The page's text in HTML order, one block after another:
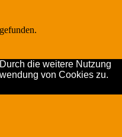
die weitere Nutzung
von Cookies zu.